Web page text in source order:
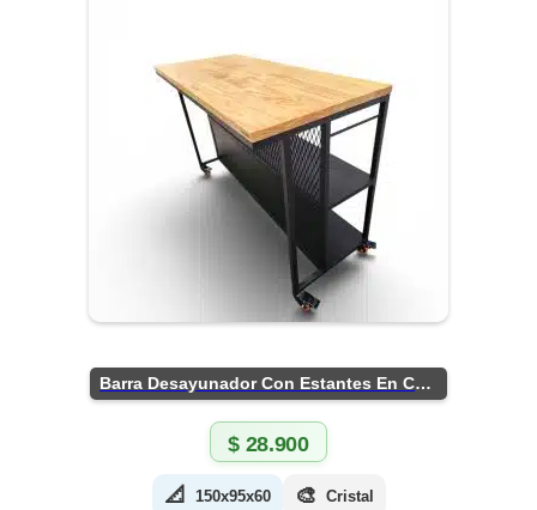
Barra Desayunador Con Estantes En Chapa
$28.900
📐 150x95x60 🎨 Cristal